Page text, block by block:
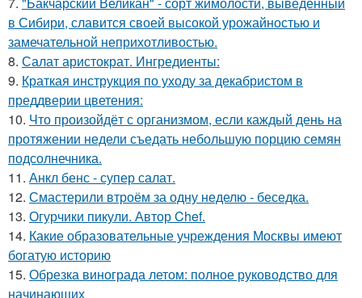
в Сибири, славится своей высокой урожайностью и
замечательной неприхотливостью.
8. Салат аристократ. Ингредиенты:
9. Краткая инструкция по уходу за декабристом в
преддверии цветения:
10. Что произойдёт с организмом, если каждый день на
протяжении недели съедать небольшую порцию семян
подсолнечника.
11. Анкл бенс - супер салат.
12. Смастерили втроём за одну неделю - беседка.
13. Огурчики пикули. Автор Chef.
14. Какие образовательные учреждения Москвы имеют
богатую историю
15. Обрезка винограда летом: полное руководство для
начинающих